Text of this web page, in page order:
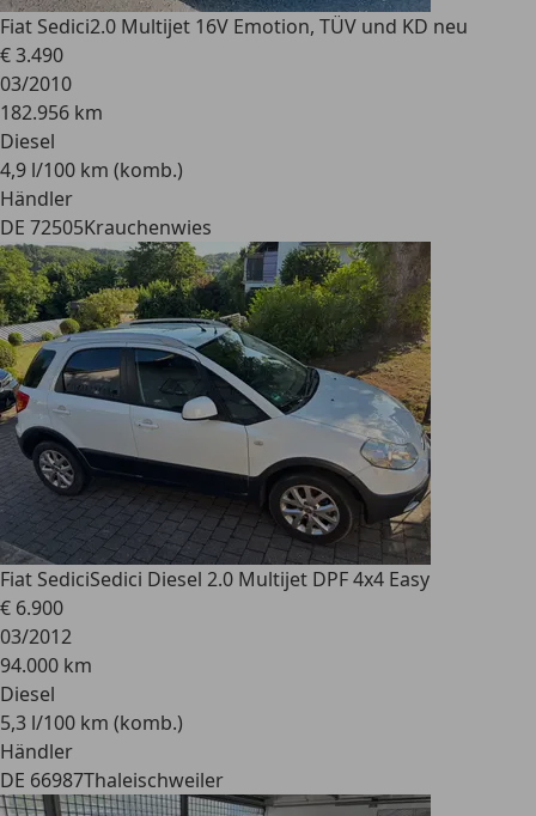
Fiat Sedici2.0 Multijet 16V Emotion, TÜV und KD neu
€ 3.490
03/2010
182.956 km
Diesel
4,9 l/100 km (komb.)
Händler
DE 72505Krauchenwies
Fiat SediciSedici Diesel 2.0 Multijet DPF 4x4 Easy
€ 6.900
03/2012
94.000 km
Diesel
5,3 l/100 km (komb.)
Händler
DE 66987Thaleischweiler